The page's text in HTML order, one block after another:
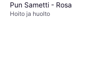
Pun Sametti - Rosa
Hoito ja huolto